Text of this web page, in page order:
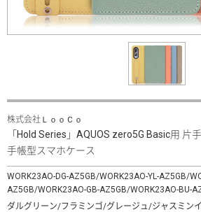
株式会社ＬｏｏＣｏ
「Hold Series」AQUOS zero5G Basic用 片
手帳型スマホケース
WORK23AO-DG-AZ5GB/WORK23AO-YL-AZ5GB/
AZ5GB/WORK23AO-GB-AZ5GB/WORK23AO-BU-
ダルグリーン/フラミンゴ/グレージュ/ジャスミン